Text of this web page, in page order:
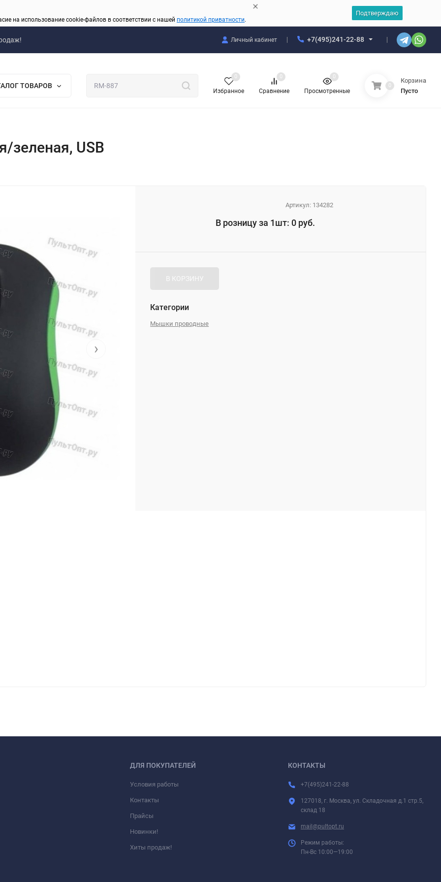
на использование cookie-файлов в соответствии с нашей политикой приватности.
Подтверждаю
Личный кабинет +7(495)241-22-88
ТОВАРОВ
Избранное
0
Сравнение
0
Просмотренные
0
0
Корзина
Пусто
зеленая, USB
›
Артикул: 134282
В розницу за 1шт: 0 руб.
В КОРЗИНУ
Категории
Мышки проводные
ДЛЯ ПОКУПАТЕЛЕЙ
Условия работы
Контакты
Прайсы
Новинки!
Хиты продаж!
КОНТАКТЫ
+7(495)241-22-88
127018, г. Москва, ул. Складочная д.1 стр.5,
склад 18
mail@pultopt.ru
Режим работы:
Пн-Вс 10:00—19:00